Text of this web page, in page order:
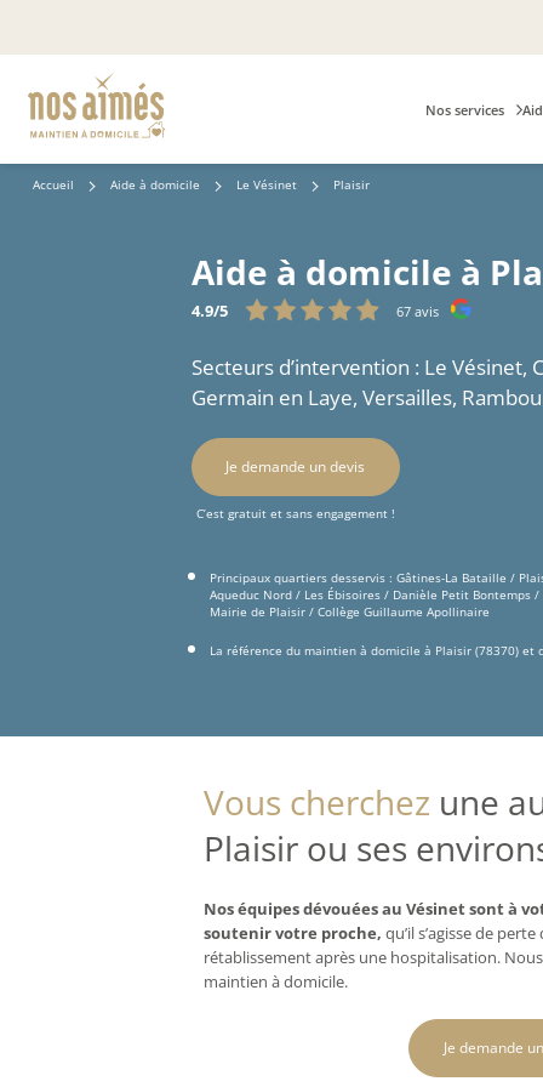
Nos services
Accueil Aide à domicile Le Vésinet Plaisir
Aide à domicile à
4.9/5 67 avis
Secteurs d’intervention : Le Vésinet,
Germain en Laye, Versailles,
Je demande un devis
C’est gratuit et sans engagement !
Principaux quartiers desservis : Gâtines-La Bataille /
Aqueduc Nord / Les Ébisoires / Danièle Petit Bontemps
Mairie de Plaisir / Collège Guillaume Apollinaire
La référence du maintien à domicile à Plaisir (78370) et
Vous cherchez une
Plaisir ou ses
Nos équipes dévouées au Vésinet sont à
soutenir votre proche, qu’il s’agisse de
rétablissement après une hospitalisation.
maintien à domicile.
Je demande